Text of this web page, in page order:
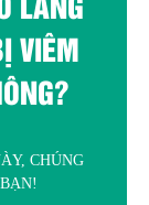
VIÊM
CHÚNG